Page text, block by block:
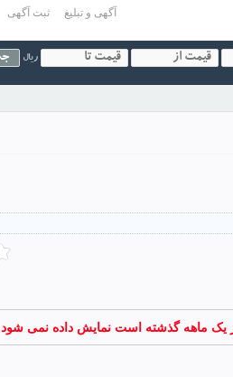
آگهی و تبلیغ ثبت آگهی
ریال
یک ماهه گذشته است نمایش داده نمی شود